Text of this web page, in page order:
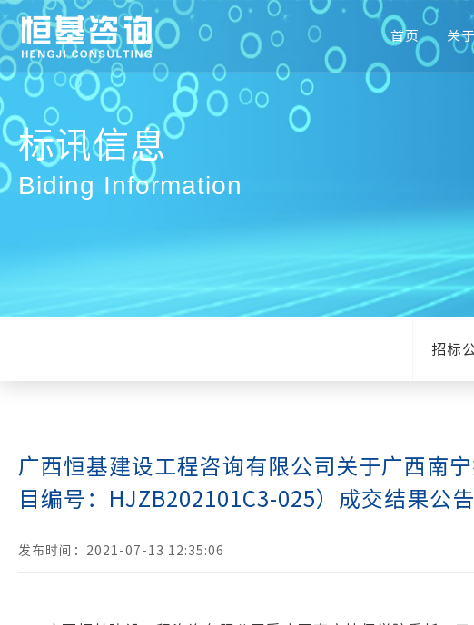
首页 关
标讯信息
Biding Information
招标
广西恒基建设工程咨询有限公司关于广西南
目编号：HJZB202101C3-025）成交结果公告
发布时间：2021-07-13 12:35:06